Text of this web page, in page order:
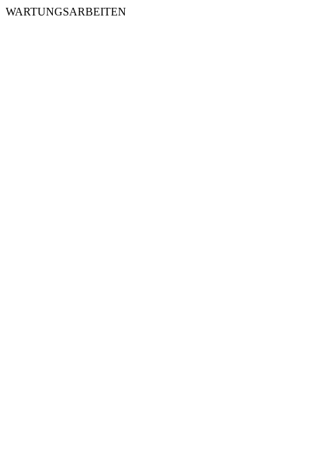
WARTUNGSARBEITEN